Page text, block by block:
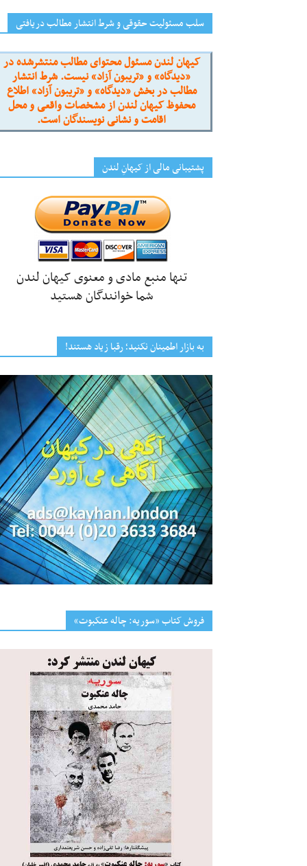
سلب مسئولیت حقوقی و شرط انتشار مطالب دریافتی
کیهان لندن مسئول محتوای مطالب منتشرشده در
«دیدگاه» و «تریبون آزاد» نیست. شرط انتشار
مطالب در بخش «دیدگاه» و «تریبون آزاد» اطلاع
محفوظ کیهان لندن از مشخصات واقعی و محل
اقامت و نشانی نویسندگان است.
پشتیبانی مالی از کیهانِ لندن
تنها منبع مادی و معنوی کیهان لندن
شما خوانندگان هستید
به بازار اطمینان نکنید؛ رقبا زیاد هستند!
فروش کتاب «سوریه: چاله عنکبوت»